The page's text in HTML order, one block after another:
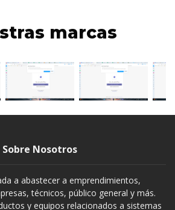
marcas
Sobre Nosotros
a abastecer a emprendimientos,
técnicos, público general y más.
y equipos relacionados a sistemas